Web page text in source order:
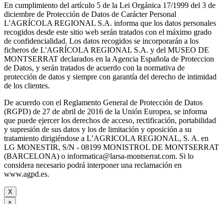
En cumplimiento del artículo 5 de la Lei Orgánica 17/1999 del 3 de
diciembre de Protección de Datos de Carácter Personal
L'AGRÍCOLA REGIONAL S.A. informa que los datos personales
recogidos desde este sitio web serán tratados con el máximo grado
de confidencialidad. Los datos recogidos se incorporarán a los
ficheros de L'AGRÍCOLA REGIONAL S.A. y del MUSEO DE
MONTSERRAT declarados en la Agencia Española de Proteccion
de Datos, y serán tratados de acuerdo con la normativa de
protección de datos y siempre con garantía del derecho de intimidad
de los clientes.
De acuerdo con el Reglamento General de Protección de Datos
(RGPD) de 27 de abril de 2016 de la Unión Europea, se informa
que puede ejercer los derechos de acceso, rectificación, portabilidad
y supresión de sus datos y los de limitación y oposición a su
tratamiento dirigiéndose a L’AGRICOLA REGIONAL, S. A. en
LG MONESTIR, S/N - 08199 MONISTROL DE MONTSERRAT
(BARCELONA) o informatica@larsa-montserrat.com. Si lo
considera necesario podrá interponer una reclamación en
www.agpd.es.
X
×